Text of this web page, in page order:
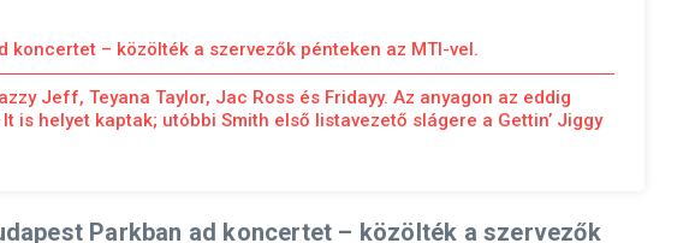
– közölték a szervezők pénteken az MTI-vel.
Jeff, Teyana Taylor, Jac Ross és Fridayy. Az anyagon az eddig
is helyet kaptak; utóbbi Smith első listavezető slágere a Gettin’ Jiggy
Parkban ad koncertet – közölték a szervezők